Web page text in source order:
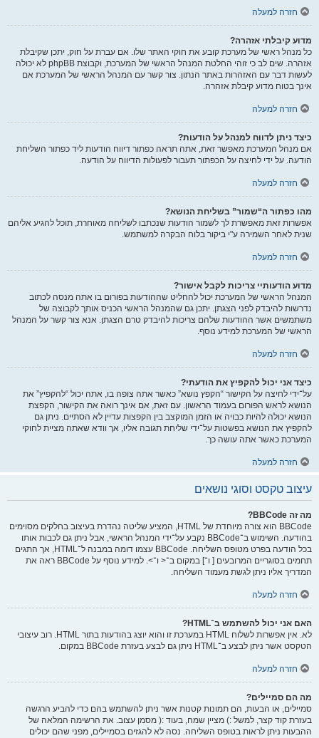
חזרה למעלה
מדוע קיבלתי אזהרה?
כל מנהל ראשי של מערכת קובע את חוקי האתר שלו. אם עברת על חוק, יתכן שקיבלת
אזהרה. שים לב כי זוהי החלטת המנהל הראשי של המערכת, וקבוצת phpBB לא יכולה
לעשות דבר עם האזהרות באתר הנתון. צור קשר עם המנהל הראשי של המערכת אם
אינך בטוח מדוע קיבלת אזהרה.
חזרה למעלה
כיצד ניתן לדווח למנהל על הודעות?
אם מנהל המערכת מאפשר זאת, אתה תראה כפתור דיווח הודעות ליד כפתור השליחת
הודעה. על ידי לחיצה על הכפתור תעבור לפעולות הדיווח על הודעה.
חזרה למעלה
מהו כפתור ה“שמור” בשליחת הנושא?
אפשרות זאת מאפשרת לך לשמור הודעות שנכתבו לשליחה מאוחרת, תוכל להגיע אליהם
שנית לאחר השמירה ע"י ביקור בלוח הבקרה למשתמש.
חזרה למעלה
מדוע הודעותיי צריכות לקבל אישור?
המנהל הראשי של המערכת יכול להחליט שההודעות בפורום בו אתה מנסה לכתוב
נדרשות להיבדק לפני הצגתן. יתכן גם שהמנהל הראשי הכניס אותך לקבוצה של
משתמשים אשר ההודעות שלהם צריכות להיבדק טרם הצגתן. אנא צור קשר על המנהל
הראשי של המערכת למידע נוסף.
חזרה למעלה
כיצד אני יכול להקפיץ את הודעתי?
על־ידי לחיצה על הקישור “הקפץ נושא” כאשר אתה צופה בו, אתה יכול “להקפיץ” את
הנושא לראש הפורום בעמוד הראשון. עם זאת, אם אינך רואה את הקישור, הקפצת
הנושא יכולה להיות כבויה או הזמן המוקצב בין הקפצות עדיין לא הסתיים. ניתן גם
להקפיץ את הנושא בפשטות על־ידי שליחת תגובה אליו, אך וודא שאתה מציית לחוקי
המערכת כאשר אתה עושה כך.
חזרה למעלה
עיצוב טקסט וסוגי נושאים
מה זה BBCode?
BBCode הוא צורה מיוחדת של HTML, המציע שליטה נהדרת בעיצוב בחלקים מסוימים
בהודעה. השימוש ב־BBCode נקבע על־ידי המנהל הראשי, אבל ניתן גם לכבות אותו
בכל הודעה בפרט מטופס השליחה. BBCode עצמו דומה במבנה ל־HTML, אך התגים
תחמים בסוגריים המרובעים [ ו־] במקום ב־< ו־>. למידע נוסף על BBCode ראה את
המדריך אליו ניתן לגשת מעמוד השליחה.
חזרה למעלה
האם אני יכול להשתמש ב־HTML?
לא. אין אפשרות לשלוח HTML במערכת זו והוא יוצג בהודעות בתור HTML. רוב עיצובי
הטקסט אשר ניתן לבצע ב־HTML ניתן גם לבצע בעזרת BBCode במקום.
חזרה למעלה
מה הם סמיילים?
סמיילים, או הבעות, הם תמונות קטנות אשר ניתן להשתמש בהם כדי להביע הרגשה
בעזרת קוד קצר, למשל :) מציין שמח, בעוד :( מסמן עצוב. את הרשימה המלאה של
ההבעות ניתן לראות בטופס השליחה. נסה לא להגזים בסמיילים, מפני שהם יכולים